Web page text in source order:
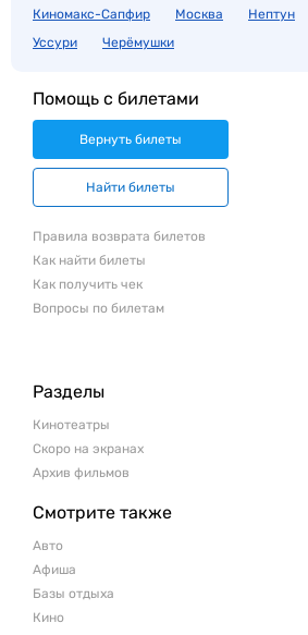
Киномакс-Сапфир
Москва Нептун
Уссури
Черёмушки
Помощь с билетами
Вернуть билеты
Найти билеты
Правила возврата билетов
Как найти билеты
Как получить чек
Вопросы по билетам
Разделы
Кинотеатры
Скоро на экранах
Архив фильмов
Смотрите также
Авто
Афиша
Базы отдыха
Кино